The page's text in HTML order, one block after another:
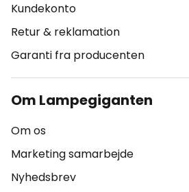
Kundekonto
Retur & reklamation
Garanti fra producenten
Om Lampegiganten
Om os
Marketing samarbejde
Nyhedsbrev